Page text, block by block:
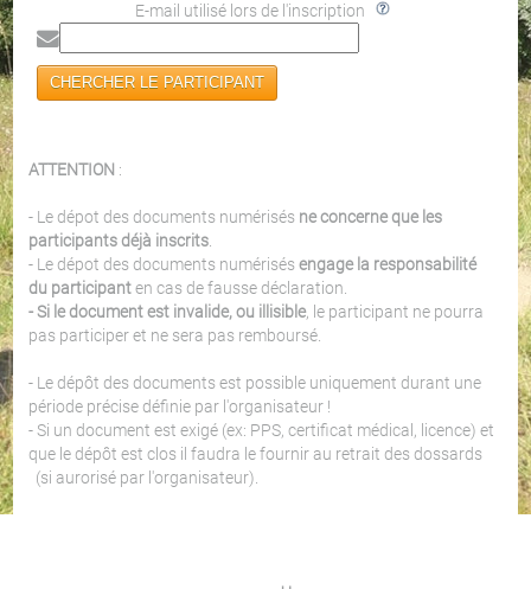
E-mail utilisé lors de l'inscription
CHERCHER LE PARTICIPANT
ATTENTION :
- Le dépot des documents numérisés ne concerne que les
participants déjà inscrits
- Le dépot des documents numérisésengage la responsabilité
du participanten cas de fausse déclaration.
- Si le document est invalide, ou illisible, le participant ne pourra
pas participer et ne sera pas remboursé.
- Le dépôt des documents est possible uniquement durant une
période précise définie par l'organisateur !
- Si un document est exigé (ex: PPS, certificat médical, licence) et
que le dépôt est clos il faudra le fournir au retrait des dossards
(si aurorisé par l'organisateur).